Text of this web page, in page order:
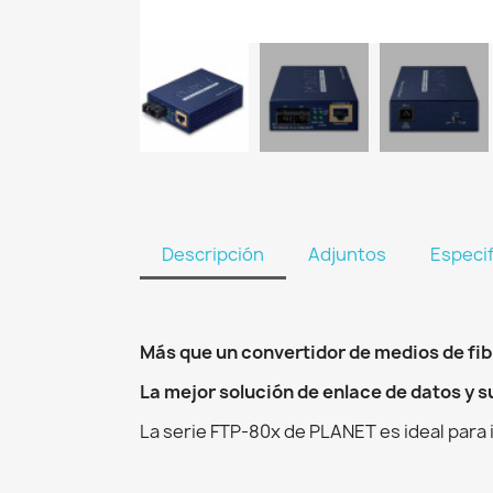
Descripción Adjuntos
Más que un convertidor de medios de
La mejor solución de enlace de datos y
La serie FTP-80x de PLANET es ideal